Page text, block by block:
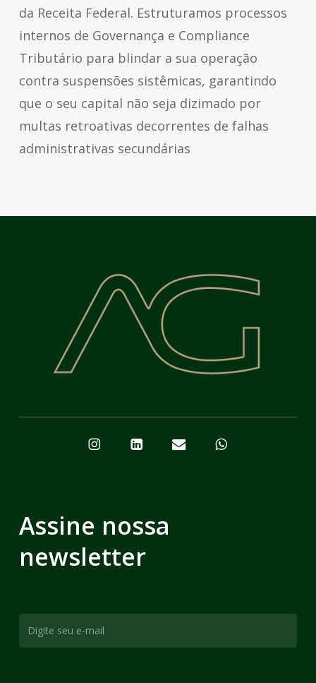
da Receita Federal. Estruturamos processos
internos de Governança e Compliance
Tributário para blindar a sua operação
contra suspensões sistêmicas, garantindo
que o seu capital não seja dizimado por
multas retroativas decorrentes de falhas
administrativas secundárias
Assine nossa
newsletter